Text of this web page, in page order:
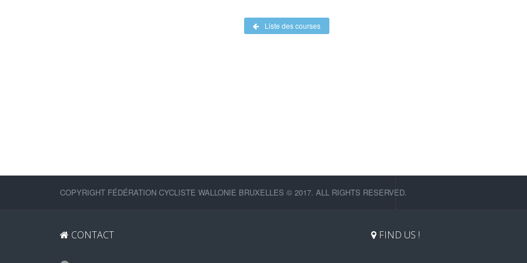
Liste des courses
COPYRIGHT FÉDÉRATION CYCLISTE WALLONIE BRUXELLES © 2017. ALL RIGHTS RESERVED.
CONTACT FIND US !